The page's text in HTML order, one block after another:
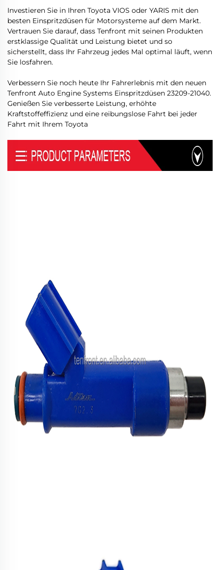
Investieren Sie in Ihren Toyota VIOS oder YARIS mit den
besten Einspritzdüsen für Motorsysteme auf dem Markt.
Vertrauen Sie darauf, dass Tenfront mit seinen Produkten
erstklassige Qualität und Leistung bietet und so
sicherstellt, dass Ihr Fahrzeug jedes Mal optimal läuft, wenn
Sie losfahren.
Verbessern Sie noch heute Ihr Fahrerlebnis mit den neuen
Tenfront Auto Engine Systems Einspritzdüsen 23209-21040.
Genießen Sie verbesserte Leistung, erhöhte
Kraftstoffeffizienz und eine reibungslose Fahrt bei jeder
Fahrt mit Ihrem Toyota